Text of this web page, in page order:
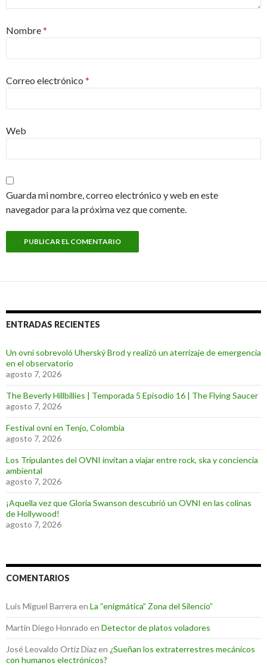
Nombre*
Correo electrónico *
Web
Guarda mi nombre, correo electrónico y web en este
navegador para la próxima vez que comente.
ENTRADAS RECIENTES
Un ovni sobrevoló Uherský Brod y realizó un aterrizaje de emergencia
en el observatorio
agosto 7, 2026
The Beverly Hillbillies | Temporada 5 Episodio 16 | The Flying Saucer
agosto 7, 2026
Festival ovni en Tenjo, Colombia
agosto 7, 2026
Los Tripulantes del OVNI invitan a viajar entre rock, ska y conciencia
ambiental
agosto 7, 2026
¡Aquella vez que Gloria Swanson descubrió un OVNI en las colinas
de Hollywood!
agosto 7, 2026
COMENTARIOS
Luis Miguel Barrera en La “enigmática” Zona del Silencio”
Martin Diego Honrado en Detector de platos voladores
José Leovaldo Ortiz Díazen ¿Sueñan los extraterrestres mecánicos
con humanos electrónicos?